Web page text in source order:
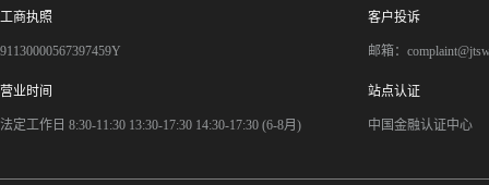
工商执照
91130000567397459Y
客户投诉
邮箱：
营业时间
法定工作日 8:30-11:30 13:30-17:30 14:30-17:30 (6-8月)
站点认证
中国金融认证中心